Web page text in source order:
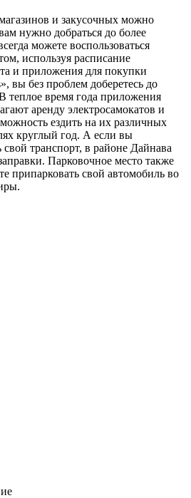
и закусочных можно
нужно добраться до более
можете воспользоваться
используя расписание
и приложения для покупки
вы без проблем доберетесь до
теплое время года приложения
аренду электросамокатов и
ездить на их различных
круглый год. А если вы
свой транспорт, в районе Дайнава
Парковочное место также
припарковать свой автомобиль во